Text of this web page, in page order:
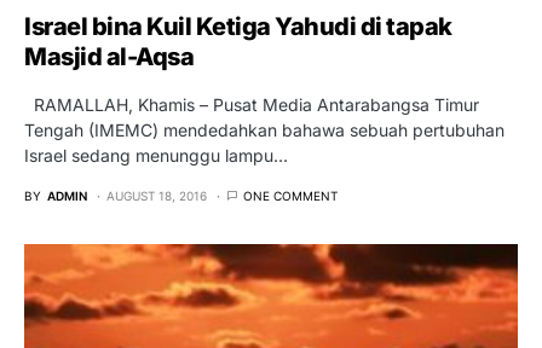
Israel bina Kuil Ketiga Yahudi di tapak
Masjid al-Aqsa
RAMALLAH, Khamis – Pusat Media Antarabangsa Timur
Tengah (IMEMC) mendedahkan bahawa sebuah pertubuhan
Israel sedang menunggu lampu…
BY ADMIN AUGUST 18, 2016 ONE COMMENT